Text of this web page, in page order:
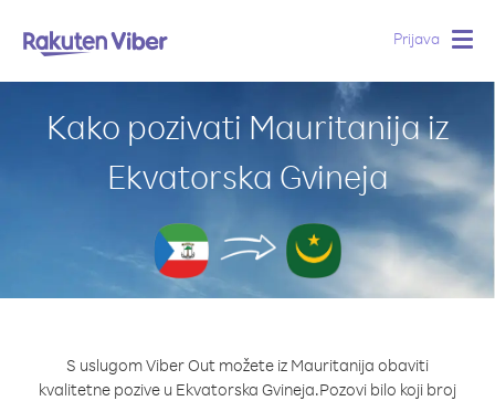
Prijava
Kako pozivati Mauritanija iz
Ekvatorska Gvineja
S uslugom Viber Out možete iz Mauritanija obaviti
kvalitetne pozive u Ekvatorska Gvineja.Pozovi bilo koji broj